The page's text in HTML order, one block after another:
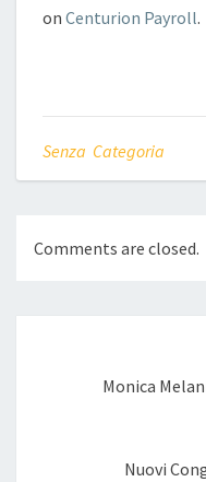
on Centurion Payroll.
Senza Categoria
Comments are closed.
Monica
Nuovi